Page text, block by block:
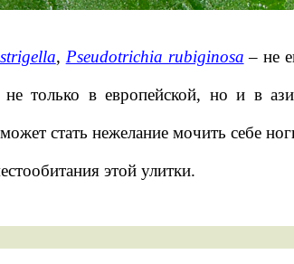
, Pseudotrichia rubiginosa – не
только в европейской, но и в
стать нежелание мочить себе
этой улитки.